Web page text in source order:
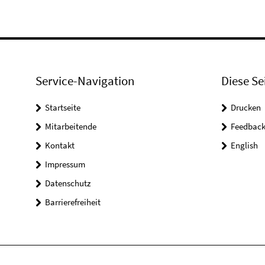
Service-Navigation
Startseite
Mitarbeitende
Kontakt
Impressum
Datenschutz
Barrierefreiheit
Diese
Drucken
Feedback
English